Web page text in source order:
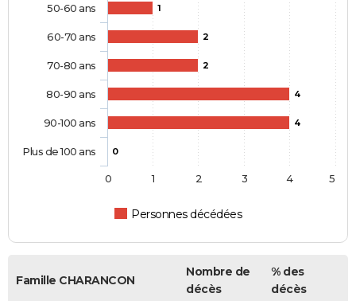
1
2
2
4
4
0
Personnes décédées
50-60 ans
60-70 ans
70-80 ans
80-90 ans
90-100 ans
Plus de 100 ans
0 1 2 3 4 5
Famille CHARANCON
Nombre de
décès
% des
décès